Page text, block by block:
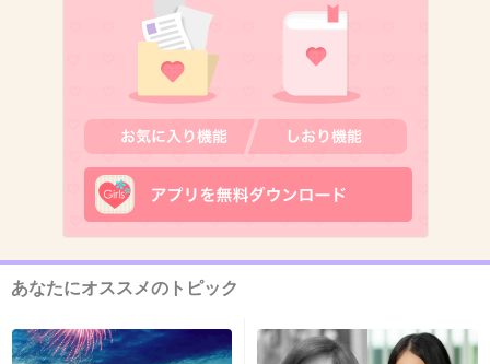
松岡くん、かっこええー(*´∀｀)
+55
2015/10/31(土) 15:52:16
リーダー腰挫かないようにね！
+9
TOKIO最年少の長瀬さん36才かいい感じに
あなたにオススメのトピック